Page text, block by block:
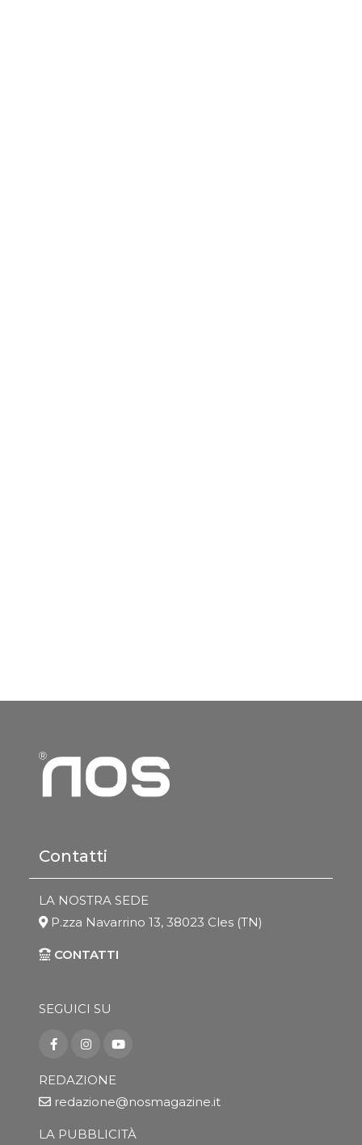
Contatti
LA NOSTRA SEDE
P.zza Navarrino 13, 38023 Cles (TN)
CONTATTI
SEGUICI SU
REDAZIONE
redazione@nosmagazine.it
LA PUBBLICITÀ